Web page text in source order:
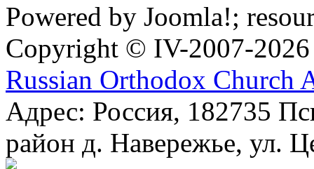
Powered by Joomla!;
Copyright © IV-2007-2026
Russian Orthodox Church
Адрес: Россия, 182735
район д. Навережье, ул.